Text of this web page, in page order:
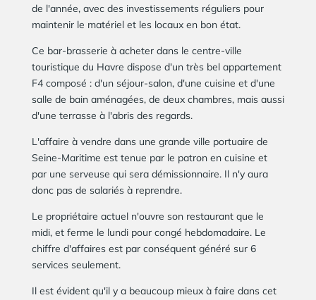
de l'année, avec des investissements réguliers pour
maintenir le matériel et les locaux en bon état.
Ce bar-brasserie à acheter dans le centre-ville
touristique du Havre dispose d'un très bel appartement
F4 composé : d'un séjour-salon, d'une cuisine et d'une
salle de bain aménagées, de deux chambres, mais aussi
d'une terrasse à l'abris des regards.
L'affaire à vendre dans une grande ville portuaire de
Seine-Maritime est tenue par le patron en cuisine et
par une serveuse qui sera démissionnaire. Il n'y aura
donc pas de salariés à reprendre.
Le propriétaire actuel n'ouvre son restaurant que le
midi, et ferme le lundi pour congé hebdomadaire. Le
chiffre d'affaires est par conséquent généré sur 6
services seulement.
Il est évident qu'il y a beaucoup mieux à faire dans cet